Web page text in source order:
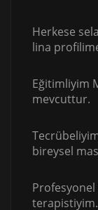
Herkese
lina
Eğitimliyim
mevcuttur.
bireysel
terapistiyim.